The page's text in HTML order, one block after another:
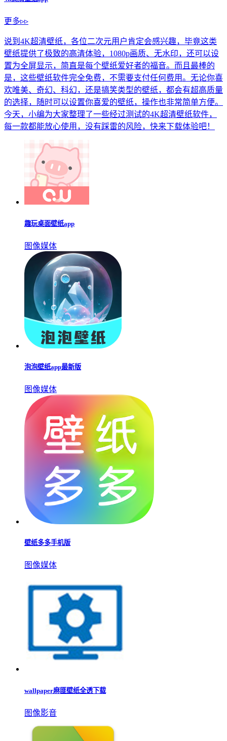
4k高清壁纸app
壁纸提供了极致的高清体验，1080p画质、无水印，还可以设
置为全屏显示，简直是每个壁纸爱好者的福音。而且最棒的
是，这些壁纸软件完全免费，不需要支付任何费用。无论你喜
欢唯美、奇幻、科幻，还是搞笑类型的壁纸，都会有超高质量
的选择，随时可以设置你喜爱的壁纸，操作也非常简单方便。
今天，小编为大家整理了一些经过测试的4K超清壁纸软件，
每一款都能放心使用，没有踩雷的风险，快来下载体验吧！
图像媒体